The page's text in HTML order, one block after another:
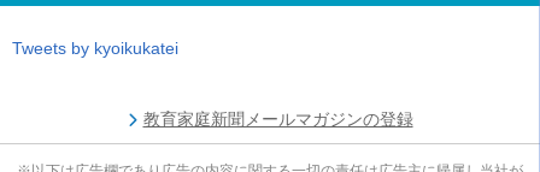
Tweets by kyoikukatei
教育家庭新聞メールマガジンの登録